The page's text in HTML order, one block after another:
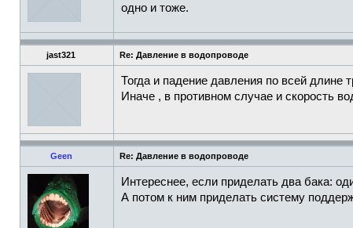
одно и тоже.
jast321 Re: Давление в водопроводе
Тогда и падение давления по всей длине
Иначе , в противном случае и скорость
Geen Re: Давление в водопроводе
Интереснее, если приделать два бака:
А потом к ним приделать систему